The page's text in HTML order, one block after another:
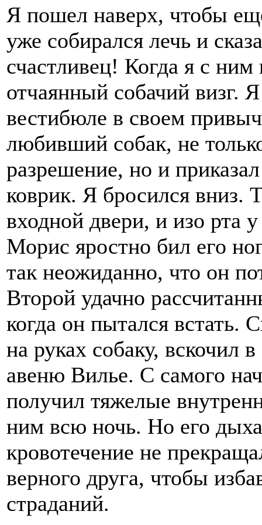
Я пошел наверх, чтобы
уже собирался лечь и
счастливец! Когда я с
отчаянный собачий визг.
вестибюле в своем
любивший собак, не
разрешение, но и
коврик. Я бросился вниз.
входной двери, и изо рта
Морис яростно бил его
так неожиданно, что он
Второй удачно
когда он пытался встать.
на руках собаку, вскочил
авеню Вилье. С самого
получил тяжелые
ним всю ночь. Но его
кровотечение не
верного друга, чтобы
страданий.